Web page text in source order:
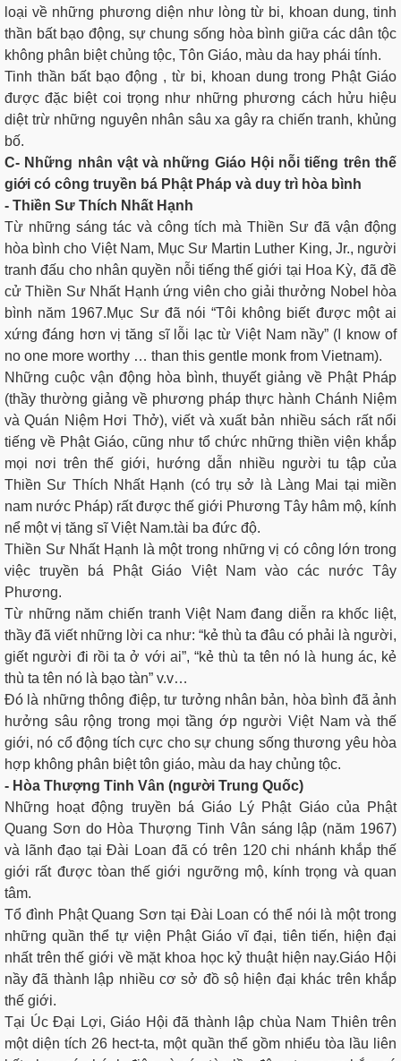
loại về những phương diện như lòng từ bi, khoan dung, tinh
thần bất bạo động, sự chung sống hòa bình giữa các dân tộc
không phân biệt chủng tộc, Tôn Giáo, màu da hay phái tính.
Tinh thần bất bạo động , từ bi, khoan dung trong Phật Giáo
được đặc biệt coi trọng như những phương cách hửu hiệu
diệt trừ những nguyên nhân sâu xa gây ra chiến tranh, khủng
bố.
C- Những nhân vật và những Giáo Hội nỗi tiếng trên thế
giới có công truyền bá Phật Pháp và duy trì hòa bình
- Thiền Sư Thích Nhất Hạnh
Từ những sáng tác và công tích mà Thiền Sư đã vận động
hòa bình cho Việt Nam, Mục Sư Martin Luther King, Jr., người
tranh đấu cho nhân quyền nỗi tiếng thế giới tại Hoa Kỳ, đã đề
cử Thiền Sư Nhất Hạnh ứng viên cho giải thưởng Nobel hòa
bình năm 1967.Mục Sư đã nói “Tôi không biết được một ai
xứng đáng hơn vị tăng sĩ lỗi lạc từ Việt Nam nầy” (I know of
no one more worthy … than this gentle monk from Vietnam).
Những cuộc vận động hòa bình, thuyết giảng về Phật Pháp
(thầy thường giảng về phương pháp thực hành Chánh Niệm
và Quán Niệm Hơi Thở), viết và xuất bản nhiều sách rất nổi
tiếng về Phật Giáo, cũng như tổ chức những thiền viện khắp
mọi nơi trên thế giới, hướng dẫn nhiều người tu tập của
Thiền Sư Thích Nhất Hạnh (có trụ sở là Làng Mai tại miền
nam nước Pháp) rất được thế giới Phương Tây hâm mộ, kính
nể một vị tăng sĩ Việt Nam.tài ba đức độ.
Thiền Sư Nhất Hạnh là một trong những vị có công lớn trong
việc truyền bá Phật Giáo Việt Nam vào các nước Tây
Phương.
Từ những năm chiến tranh Việt Nam đang diễn ra khốc liệt,
thầy đã viết những lời ca như: “kẻ thù ta đâu có phải là người,
giết người đi rồi ta ở với ai”, “kẻ thù ta tên nó là hung ác, kẻ
thù ta tên nó là bạo tàn” v.v…
Đó là những thông điệp, tư tưởng nhân bản, hòa bình đã ảnh
hưởng sâu rộng trong mọi tầng ớp người Việt Nam và thế
giới, nó cổ động tích cực cho sự chung sống thương yêu hòa
hợp không phân biệt tôn giáo, màu da hay chủng tộc.
- Hòa Thượng Tinh Vân (người Trung Quốc)
Những hoạt động truyền bá Giáo Lý Phật Giáo của Phật
Quang Sơn do Hòa Thượng Tinh Vân sáng lập (năm 1967)
và lãnh đạo tại Đài Loan đã có trên 120 chi nhánh khắp thế
giới rất được tòan thế giới ngưỡng mộ, kính trọng và quan
tâm.
Tổ đình Phật Quang Sơn tại Đài Loan có thể nói là một trong
những quần thể tự viện Phật Giáo vĩ đại, tiên tiến, hiện đại
nhất trên thế giới về mặt khoa học kỷ thuật hiện nay.Giáo Hội
nầy đã thành lập nhiều cơ sở đồ sộ hiện đại khác trên khắp
thế giới.
Tại Úc Đại Lợi, Giáo Hội đã thành lập chùa Nam Thiên trên
một diện tích 26 hect-ta, một quần thể gồm nhiểu tòa lầu liên